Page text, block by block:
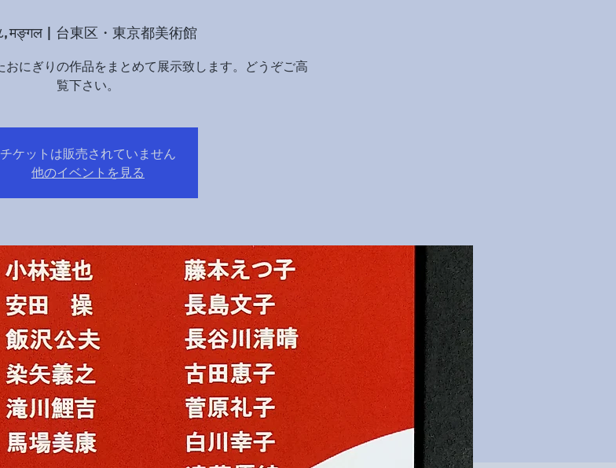
मङ्गल
  |
台東区・東京都美術館
おにぎりの作品をまとめて展示致します。どうぞご高
覧下さい。
チケットは販売されていません
他のイベントを見る